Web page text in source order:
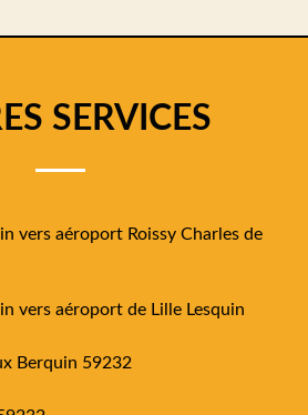
SERVICES
vers aéroport Roissy Charles de
vers aéroport de Lille Lesquin
Berquin 59232